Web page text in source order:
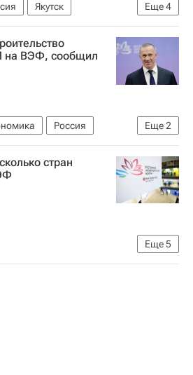
Еще4
Якутск
Мишустин
на ВЭФ, сообщил
Еще2
Россия
форум (ВЭФ)
стран
Еще5
форум (ВЭФ)